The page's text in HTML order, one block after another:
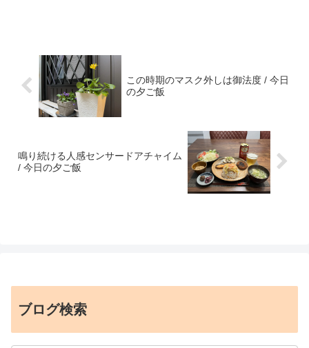
この時期のマスク外しは御法度 / 今日
の夕ご飯
鳴り続ける人感センサードアチャイム
/ 今日の夕ご飯
ブログ検索